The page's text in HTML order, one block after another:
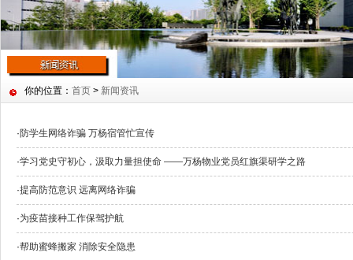
你的位置： 首页 > 新闻资讯
·防学生网络诈骗 万杨宿管忙宣传
·学习党史守初心，汲取力量担使命 ——万杨物业党员红旗渠研学之路
·提高防范意识 远离网络诈骗
·为疫苗接种工作保驾护航
·帮助蜜蜂搬家 消除安全隐患